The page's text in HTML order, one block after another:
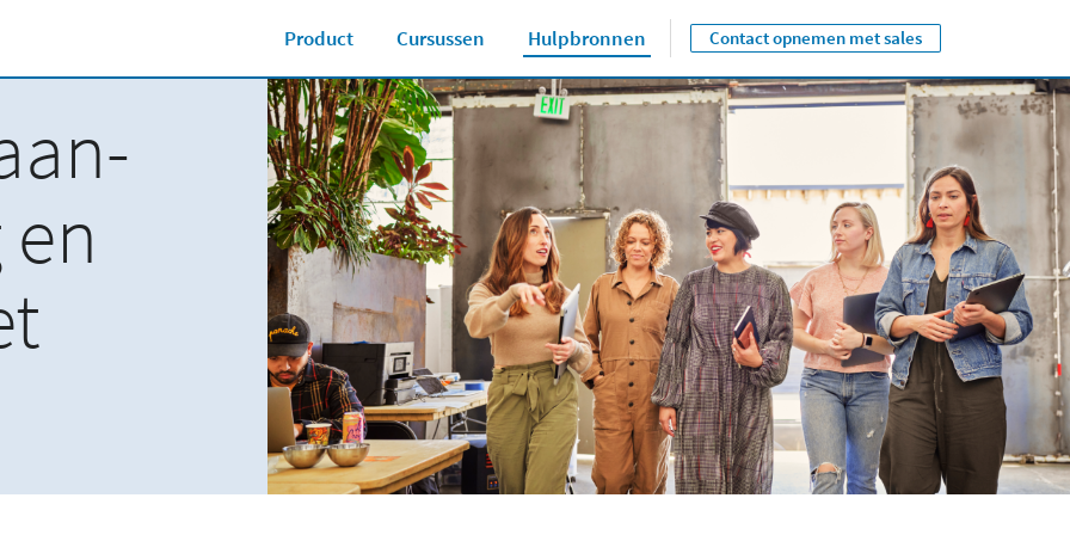
Product Cursussen Hulpbronnen Contact opnemen met sales